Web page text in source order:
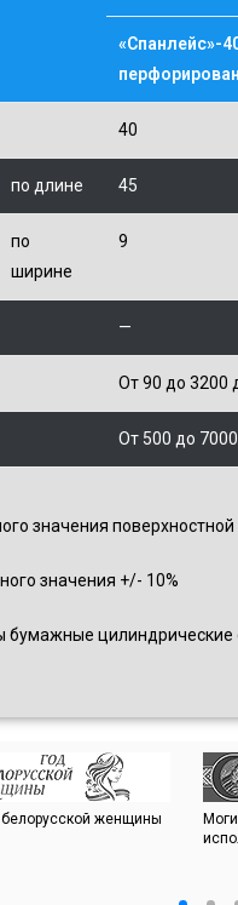
«Спанлейс»-
40
по длине 45
по
ширине
9
—
От 90 до 3200
От 500 до
значения поверхностной
значения +/- 10%
бумажные
белорусской женщины